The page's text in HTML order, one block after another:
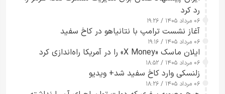
رد کرد
۰۶ مرداد ۱۴۰۵ / ۱۹:۲۶
آغاز نشست ترامپ با نتانیاهو در کاخ سفید
۰۶ مرداد ۱۴۰۵ / ۱۹:۱۶
ایلان ماسک «X Money» را در آمریکا راه‌اندازی کرد
۰۶ مرداد ۱۴۰۵ / ۱۸:۵۲
زلنسکی وارد کاخ سفید شد+ ویدیو
۰۶ مرداد ۱۴۰۵ / ۱۸:۲۶